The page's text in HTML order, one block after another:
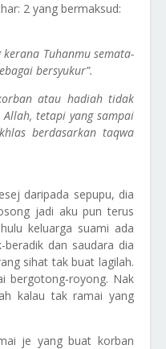
2 yang bermaksud:
Tuhanmu semata-
bersyukur”.
atau hadiah tidak
tetapi yang sampai
berdasarkan taqwa
daripada sepupu, dia
jadi aku pun terus
keluarga suami ada
dan saudara dia
sihat tak buat lagilah.
bergotong-royong. Nak
kalau tak ramai yang
je yang buat korban